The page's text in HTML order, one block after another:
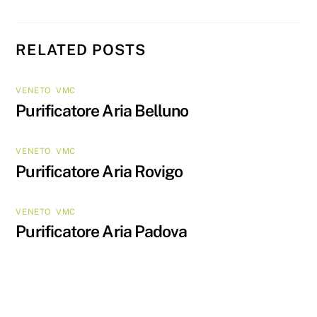
RELATED POSTS
VENETO ,VMC
Purificatore Aria Belluno
VENETO ,VMC
Purificatore Aria Rovigo
VENETO ,VMC
Purificatore Aria Padova